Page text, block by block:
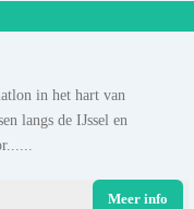
in het hart van
langs de IJssel en
Meer info